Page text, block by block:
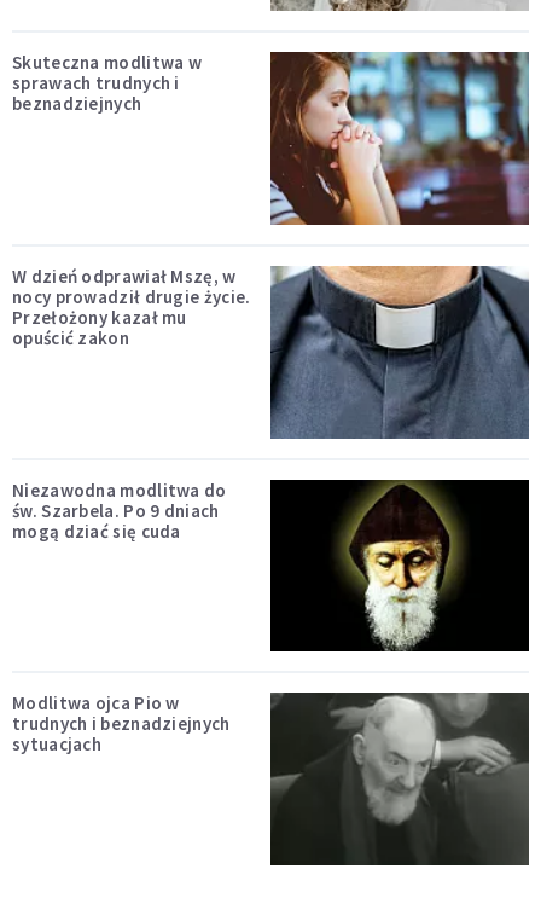
Skuteczna modlitwa w
sprawach trudnych i
beznadziejnych
W dzień odprawiał Mszę, w
nocy prowadził drugie życie.
Przełożony kazał mu
opuścić zakon
Niezawodna modlitwa do
św. Szarbela. Po 9 dniach
mogą dziać się cuda
Modlitwa ojca Pio w
trudnych i beznadziejnych
sytuacjach